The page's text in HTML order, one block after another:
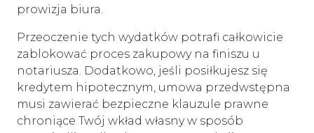
prowizja biura.
Przeoczenie tych wydatków potrafi całkowicie
zablokować proces zakupowy na finiszu u
notariusza. Dodatkowo, jeśli posiłkujesz się
kredytem hipotecznym, umowa przedwstępna
musi zawierać bezpieczne klauzule prawne
chroniące Twój wkład własny w sposób